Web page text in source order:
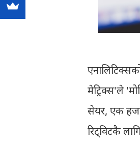
मेट्रिक्स'ले
सेयर, एक
रिट्विटकै